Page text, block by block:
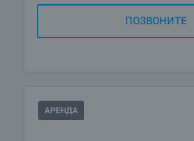
ПОЗВОНИТЕ
АРЕНДА